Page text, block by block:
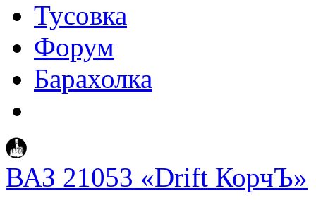
Тусовка
Форум
Барахолка
ВАЗ 21053 «Drift КорчЪ»